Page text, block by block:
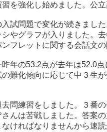
を強化し始めました。公
試問題で変化が続きまし
やグラフが入りました。
フレットに関する会話文
年の53.2点が去年は52.0
難化傾向に応じて中３生
問練習をしました。３番
んは苦戦しました。答案
ければなりませんから速読